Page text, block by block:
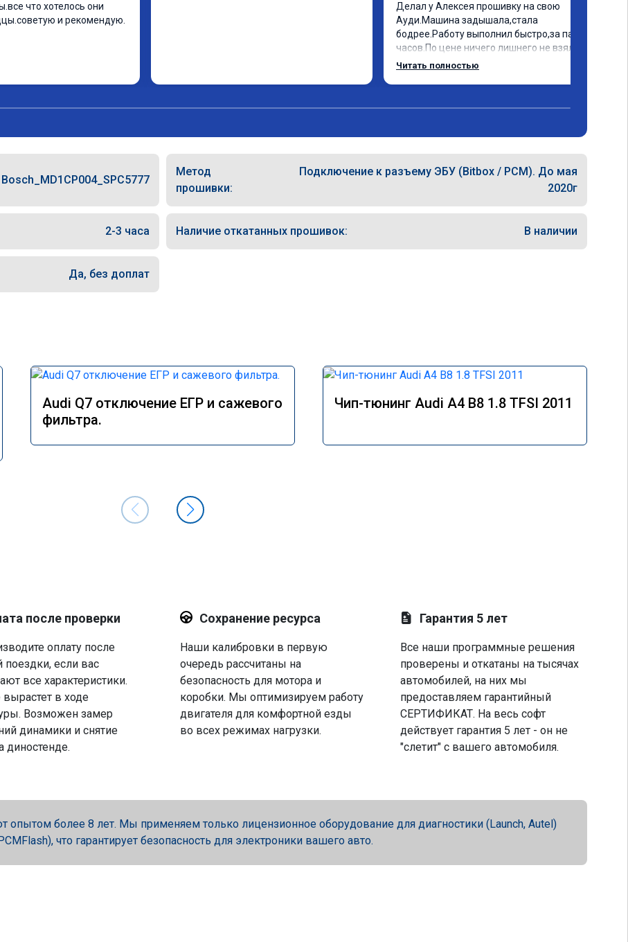
что хотелось они
и рекомендую.
Делал у Алексея прошивку на свою
Ауди.Машина задышала,стала
бодрее.Работу выполнил быстро,за пару
часов.По цене ничего лишнего не взял,всё
как договаривались заранее.После
Читать полностью
Bosch_MD1CP004_SPC5777
Метод
прошивки:
Подключение к разъему ЭБУ (Bitbox / PCM). До мая
2020г
2-3 часа Наличие откатанных прошивок: В наличии
Да, без доплат
Audi Q7 отключение ЕГР и сажевого
фильтра.
Чип-тюнинг Audi A4 B8 1.8 TFSI 2011
после проверки
оплату после
поездки, если вас
все характеристики.
в ходе
Возможен замер
динамики и снятие
диностенде.
Сохранение ресурса
Наши калибровки в первую
очередь рассчитаны на
безопасность для мотора и
коробки. Мы оптимизируем работу
двигателя для комфортной езды
во всех режимах нагрузки.
Гарантия 5 лет
Все наши программные решения
проверены и откатаны на тысячах
автомобилей, на них мы
предоставляем гарантийный
СЕРТИФИКАТ. На весь софт
действует гарантия 5 лет - он не
"слетит" с вашего автомобиля.
опытом более 8 лет. Мы применяем только лицензионное оборудование для диагностики (Launch, Autel)
что гарантирует безопасность для электроники вашего авто.